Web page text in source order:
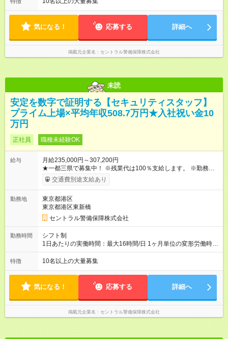
気になる！ 応募する 詳細へ
掲載元企業名 セントラル警備保障株式会社
未読
安定を数字で証明する【セキュリティスタッフ】
プライム上場×平均年収508.7万円★入社祝い金10
万円
正社員 職種未経験OK
給与
月給235,000円～307,200円
★一都三県で募集中！ ※残業代は100％支給します。 ※勤務状況
や年齢・経験・能力を考慮して決定します。 ※上記とは別に年2
回の賞与と各種手当を追加支給します。 ※3ヶ月間の試用期間が
27万円（28歳・入社1年目・大卒） └夜勤増務月3回（残業35時
間）＋扶養手当1.5万円＋資格手当3000円 ・31万円（35歳・入
社7年目・短大卒） └夜勤増務月4回（残業40時間）＋扶養手当2
万円＋資格手当1万円 ＋役職手当9000円 【試用期間】試用期間
あり 試用期間の長さ：3ヶ月 雇用形態、給与は本採用時と同じ
です。
交通費別途支給あり
勤務地
東京都港区
東京都港区東新橋
セントラル警備保障株式会社
勤務時間
シフト制
1日あたりの実働時間：最大16時間/日 1ヶ月単位の変形労働時間
制（月平均実働172時間） ＜勤務例＞ 9：00～翌9：00（実働：
16時間／休憩：8時間 ※仮眠含む）
特徴 10名以上の大量募集
気になる！ 応募する 詳細へ
掲載元企業名 セントラル警備保障株式会社